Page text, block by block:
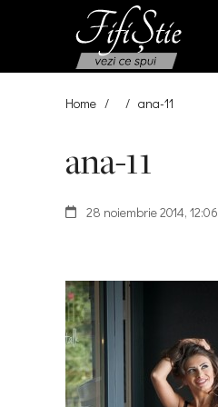
Home / / ana-11
ana-11
28 noiembrie 2014, 12:06